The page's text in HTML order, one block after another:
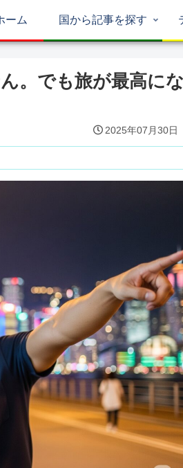
ーム 国から記事を探す
。でも旅が最高にな
2025年07月30日